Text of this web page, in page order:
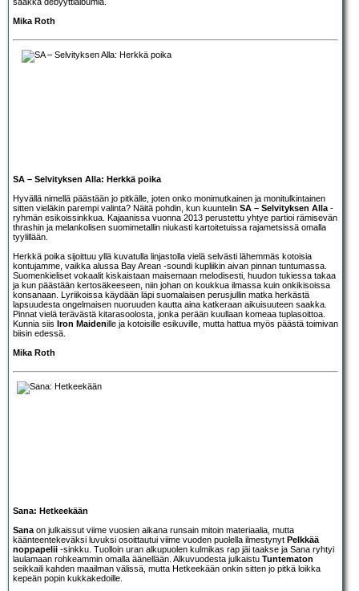
Mika Roth
SA – Selvityksen Alla: Herkkä poika
Hyvällä nimellä päästään jo pitkälle, joten onko monimutkainen ja monitulkintainen
sitten vieläkin parempi valinta? Näitä pohdin, kun kuuntelin SA – Selvityksen Alla -
ryhmän esikoissinkkua. Kajaanissa vuonna 2013 perustettu yhtye partioi rämisevän
thrashin ja melankolisen suomimetallin niukasti kartoitetuissa rajametsissä omalla
tyylillään.
Herkkä poika sijoittuu yllä kuvatulla linjastolla vielä selvästi lähemmäs kotoisia
kontujamme, vaikka alussa Bay Arean -soundi kupliikin aivan pinnan tuntumassa.
Suomenkieliset vokaalit kiskaistaan maisemaan melodisesti, huudon tukiessa takaa
ja kun päästään kertosäkeeseen, niin johan on koukkua ilmassa kuin onkikisoissa
konsanaan. Lyriikoissa käydään läpi suomalaisen perusjullin matka herkästä
lapsuudesta ongelmaisen nuoruuden kautta aina katkeraan aikuisuuteen saakka.
Pinnat vielä terävästä kitarasoolosta, jonka perään kuullaan komeaa tuplasoittoa.
Kunnia siis Iron Maidenille ja kotoisille esikuville, mutta hattua myös päästä toimivan
biisin edessä.
Mika Roth
Sana: Hetkeekään
Sana on julkaissut viime vuosien aikana runsain mitoin materiaalia, mutta
käänteentekeväksi luvuksi osoittautui viime vuoden puolella ilmestynyt Pelkkää
noppapelii -sinkku. Tuolloin uran alkupuolen kulmikas rap jäi taakse ja Sana ryhtyi
laulamaan rohkeammin omalla äänellään. Alkuvuodesta julkaistu Tuntematon
seikkaili kahden maailman välissä, mutta Hetkeekään onkin sitten jo pitkä loikka
kepeän popin kukkakedoille.